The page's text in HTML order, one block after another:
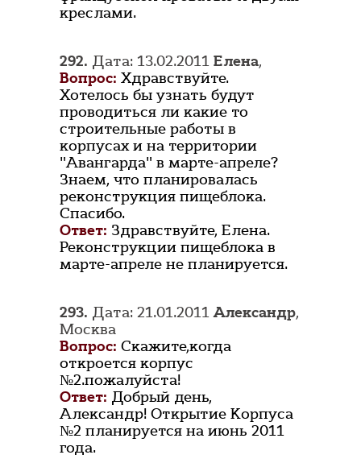
креслами.
292. Дата: 13.02.2011 Елена,
Вопрос: Хдравствуйте.
Хотелось бы узнать будут
проводиться ли какие то
строительные работы в
корпусах и на территории
"Авангарда" в марте-апреле?
Знаем, что планировалась
реконструкция пищеблока.
Спасибо.
Ответ: Здравствуйте, Елена.
Реконструкции пищеблока в
марте-апреле не планируется.
293. Дата: 21.01.2011Александр,
Москва
Вопрос: Скажите,когда
откроется корпус
№2.пожалуйста!
Ответ: Добрый день,
Александр! Открытие Корпуса
№2 планируется на июнь 2011
года.